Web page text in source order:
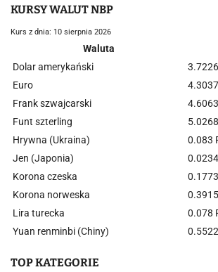
KURSY WALUT NBP
Kurs z dnia: 10 sierpnia 2026
Waluta
Dolar amerykański
Euro
Frank szwajcarski
Funt szterling
Hrywna (Ukraina)
0.083
Jen (Japonia)
Korona czeska
Korona norweska
Lira turecka
0.078
Yuan renminbi (Chiny)
TOP KATEGORIE